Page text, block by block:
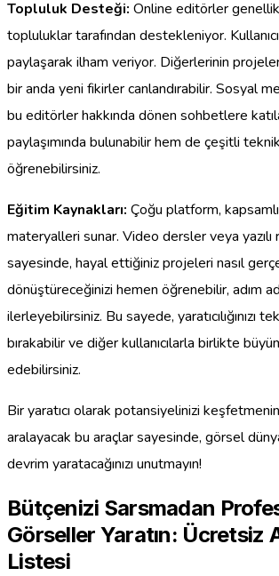
Topluluk Desteği: Online editörler
topluluklar tarafından destekleniyor.
paylaşarak ilham veriyor. Diğerlerinin
bir anda yeni fikirler canlandırabilir. Sosyal
bu editörler hakkında dönen sohbetlere
paylaşımında bulunabilir hem de çeşitli
öğrenebilirsiniz.
Eğitim Kaynakları: Çoğu platform,
materyalleri sunar. Video dersler veya yazılı
sayesinde, hayal ettiğiniz projeleri nasıl
dönüştüreceğinizi hemen öğrenebilir, adım
ilerleyebilirsiniz. Bu sayede, yaratıcılığınızı
bırakabilir ve diğer kullanıcılarla birlikte
edebilirsiniz.
Bir yaratıcı olarak potansiyelinizi keşfetmenin
aralayacak bu araçlar sayesinde, görsel
devrim yaratacağınızı unutmayın!
Bütçenizi Sarsmadan
Görseller Yaratın: Ücretsiz
Listesi